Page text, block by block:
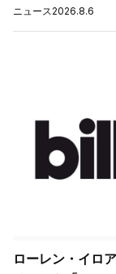
ニュース2026.8.6
ローレン・イロ